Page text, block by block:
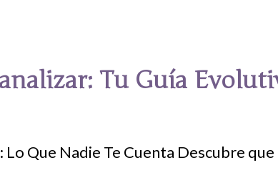
Tu Guía
Que Nadie Te Cuenta Descubre